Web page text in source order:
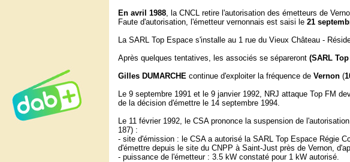
En avril 1988, la CNCL retire l'autorisation des émetteurs de
Faute d'autorisation, l'émetteur vernonnais est saisi le 21
La SARL Top Espace s'installe au 1 rue du Vieux Château -
Après quelques tentatives, les associés se sépareront (SARL
Gilles DUMARCHE continue d'exploiter la fréquence de Vernon (
Le 9 septembre 1991 et le 9 janvier 1992, NRJ attaque Top FM
de la décision d'émettre le 14 septembre 1994.
Le 11 février 1992, le CSA prononce la suspension de
187) :
- site d'émission : le CSA a autorisé la SARL Top Espace Régie
d'émettre depuis le site du CNPP à Saint-Just près de Vernon,
- puissance de l'émetteur : 3.5 kW constaté pour 1 kW autorisé.